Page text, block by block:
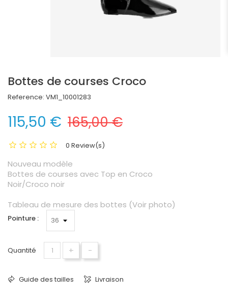
Bottes de courses Croco
Reference: VM1_10001283
115,50 € 165,00 €
0 Review(s)
Nouveau modèle
Bottes de courses avec Top en Croco
Noir/Croco noir
Tableau de mesure des bottes (Voir photo)
Pointure :
Quantité + -
Guide des tailles Livraison